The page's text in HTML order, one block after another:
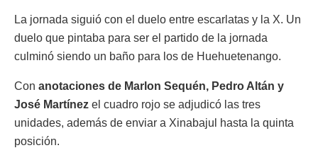
La jornada siguió con el duelo entre escarlatas y la X. Un
duelo que pintaba para ser el partido de la jornada
culminó siendo un baño para los de Huehuetenango.
Con anotaciones de Marlon Sequén, Pedro Altán y
José Martínez el cuadro rojo se adjudicó las tres
unidades, además de enviar a Xinabajul hasta la quinta
posición.